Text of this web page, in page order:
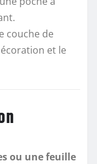
couche de
et le
ou une feuille